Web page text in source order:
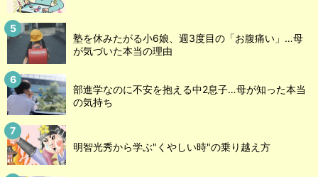
塾を休みたがる小6娘、週3度目の「お腹痛い」…母
が気づいた本当の理由
部進学なのに不安を抱える中2息子…母が知った本当
の気持ち
明智光秀から学ぶ"くやしい時"の乗り越え方